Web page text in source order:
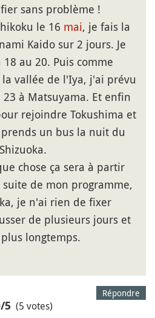
sans problème !
le 16 mai, je fais la
Kaido sur 2 jours. Je
au 20. Puis comme
vallée de l'Iya, j'ai prévu
à Matsuyama. Et enfin
rejoindre Tokushima et
un bus la nuit du
chose ça sera à partir
de mon programme,
je n'ai rien de fixer
de plusieurs jours et
longtemps.
Répondre
/5 (5 votes)